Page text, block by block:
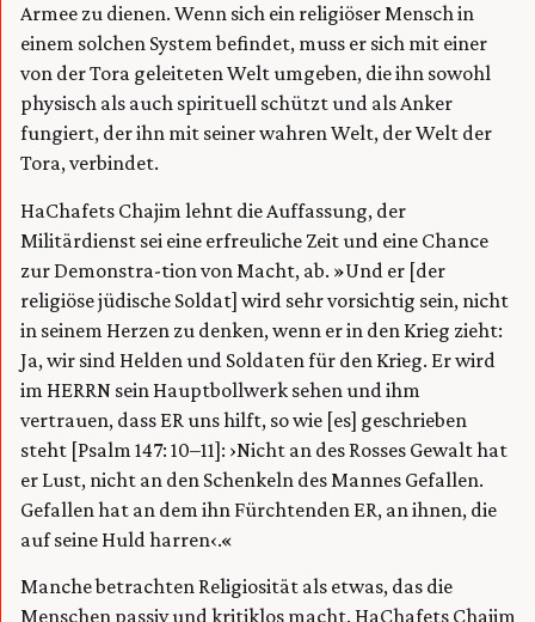
Armee zu dienen. Wenn sich ein religiöser Mensch in
einem solchen System befindet, muss er sich mit einer
von der Tora geleiteten Welt umgeben, die ihn sowohl
physisch als auch spirituell schützt und als Anker
fungiert, der ihn mit seiner wahren Welt, der Welt der
Tora, verbindet.
HaChafets Chajim lehnt die Auffassung, der
Militärdienst sei eine erfreuliche Zeit und eine Chance
zur Demonstra-tion von Macht, ab. »Und er [der
religiöse jüdische Soldat] wird sehr vorsichtig sein, nicht
in seinem Herzen zu denken, wenn er in den Krieg zieht:
Ja, wir sind Helden und Soldaten für den Krieg. Er wird
im HERRN sein Hauptbollwerk sehen und ihm
vertrauen, dass ER uns hilft, so wie [es] geschrieben
steht [Psalm 147: 10–11]: ›Nicht an des Rosses Gewalt hat
er Lust, nicht an den Schenkeln des Mannes Gefallen.
Gefallen hat an dem ihn Fürchtenden ER, an ihnen, die
auf seine Huld harren‹.«
Manche betrachten Religiosität als etwas, das die
Menschen passiv und kritiklos macht. HaChafets Chajim